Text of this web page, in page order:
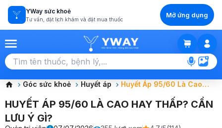
YWay sức khoẻ
Tư vấn, đặt lịch khám và đặt mua thuốc
Mở ứng dụng
Chọn tất cả (0) GIỎ HÀNG
Góc sức khoẻ Huyết áp
Huyết Áp 95/60 Là Cao
HUYẾT ÁP 95/60 LÀ CAO HAY THẤP? CẦN
LƯU Ý GÌ?